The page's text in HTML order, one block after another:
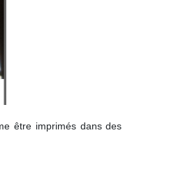
être imprimés dans des